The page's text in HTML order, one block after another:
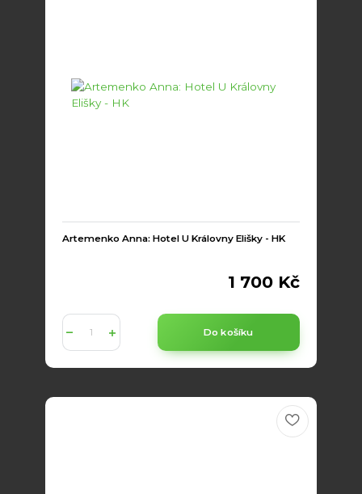
Artemenko Anna: Hotel U Královny Elišky - HK
1 700 Kč
Do košíku